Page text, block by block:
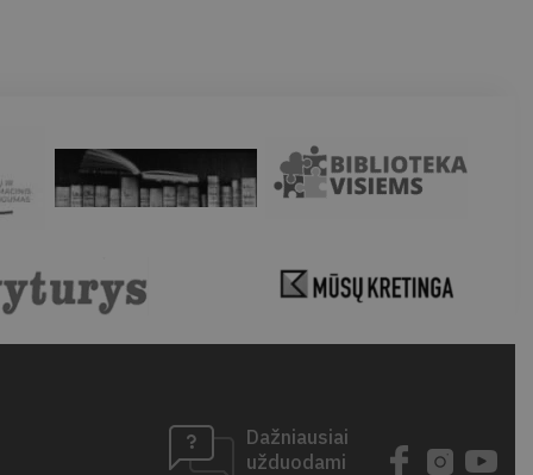
Dažniausiai
užduodami